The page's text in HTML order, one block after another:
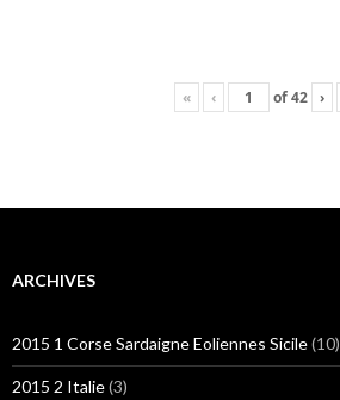
« ‹ of42 ›
ARCHIVES
2015 1 Corse Sardaigne Eoliennes Sicile(10)
2015 2 Italie(3)